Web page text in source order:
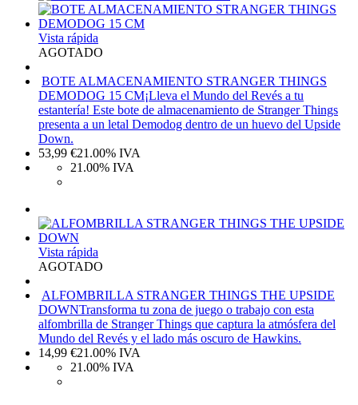
Vista rápida
AGOTADO
BOTE ALMACENAMIENTO STRANGER THINGS
DEMODOG 15 CM¡Lleva el Mundo del Revés a tu
estantería! Este bote de almacenamiento de Stranger Things
presenta a un letal Demodog dentro de un huevo del Upside
Down.
53,99 €21.00% IVA
21.00% IVA
Vista rápida
AGOTADO
ALFOMBRILLA STRANGER THINGS THE UPSIDE
DOWNTransforma tu zona de juego o trabajo con esta
alfombrilla de Stranger Things que captura la atmósfera del
Mundo del Revés y el lado más oscuro de Hawkins.
14,99 €21.00% IVA
21.00% IVA